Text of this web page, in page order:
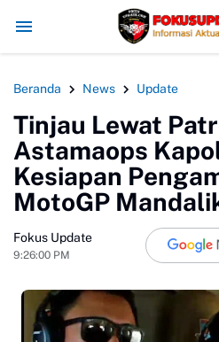
Redam Konflik, Kapolres
Beranda News Update
Tinjau Lewat
Astamaops
Kesiapan
MotoGP
Fokus Update
9:26:00 PM